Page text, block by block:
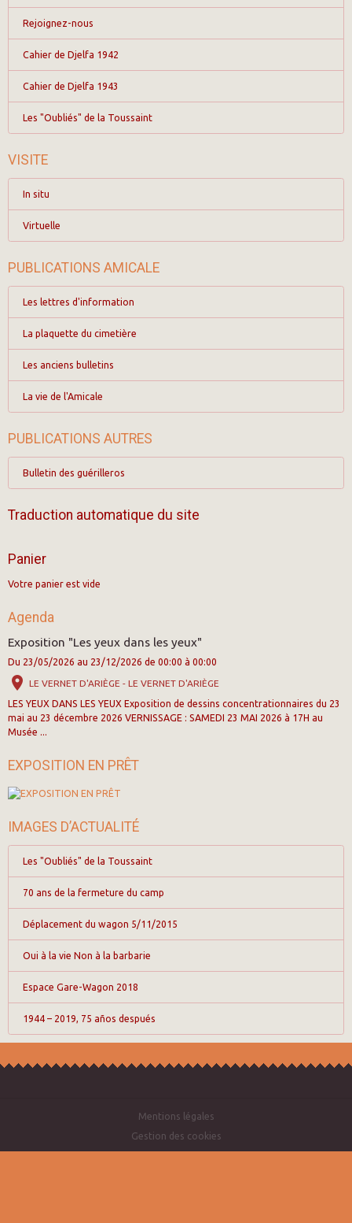
Rejoignez-nous
Cahier de Djelfa 1942
Cahier de Djelfa 1943
Les "Oubliés" de la Toussaint
VISITE
In situ
Virtuelle
PUBLICATIONS AMICALE
Les lettres d'information
La plaquette du cimetière
Les anciens bulletins
La vie de l'Amicale
PUBLICATIONS AUTRES
Bulletin des guérilleros
Traduction automatique du site
Panier
Votre panier est vide
Agenda
Exposition "Les yeux dans les yeux"
Du 23/05/2026 au 23/12/2026 de 00:00 à 00:00
LE VERNET D'ARIÈGE - LE VERNET D'ARIÈGE
LES YEUX DANS LES YEUX Exposition de dessins concentrationnaires du 23
mai au 23 décembre 2026 VERNISSAGE : SAMEDI 23 MAI 2026 à 17H au
Musée ...
EXPOSITION EN PRÊT
IMAGES D’ACTUALITÉ
Les "Oubliés" de la Toussaint
70 ans de la fermeture du camp
Déplacement du wagon 5/11/2015
Oui à la vie Non à la barbarie
Espace Gare-Wagon 2018
1944 – 2019, 75 años después
Mentions légales
Gestion des cookies